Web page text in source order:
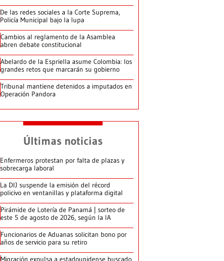
De las redes sociales a la Corte Suprema,
Policía Municipal bajo la lupa
Cambios al reglamento de la Asamblea
abren debate constitucional
Abelardo de la Espriella asume Colombia: los
grandes retos que marcarán su gobierno
Tribunal mantiene detenidos a imputados en
Operación Pandora
Últimas noticias
Enfermeros protestan por falta de plazas y
sobrecarga laboral
La DIJ suspende la emisión del récord
policivo en ventanillas y plataforma digital
Pirámide de Lotería de Panamá | sorteo de
este 5 de agosto de 2026, según la IA
Funcionarios de Aduanas solicitan bono por
años de servicio para su retiro
Migración expulsa a estadounidense buscado